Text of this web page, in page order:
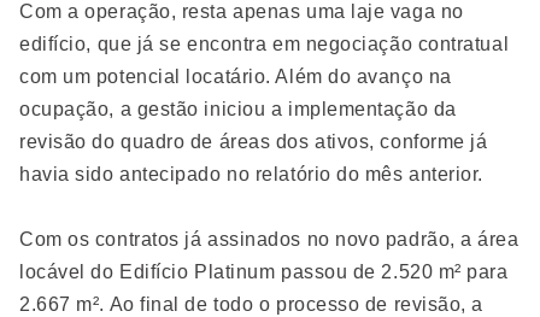
Com a operação, resta apenas uma laje vaga no
edifício, que já se encontra em negociação contratual
com um potencial locatário. Além do avanço na
ocupação, a gestão iniciou a implementação da
revisão do quadro de áreas dos ativos, conforme já
havia sido antecipado no relatório do mês anterior.
Com os contratos já assinados no novo padrão, a área
locável do Edifício Platinum passou de 2.520 m² para
2.667 m². Ao final de todo o processo de revisão, a